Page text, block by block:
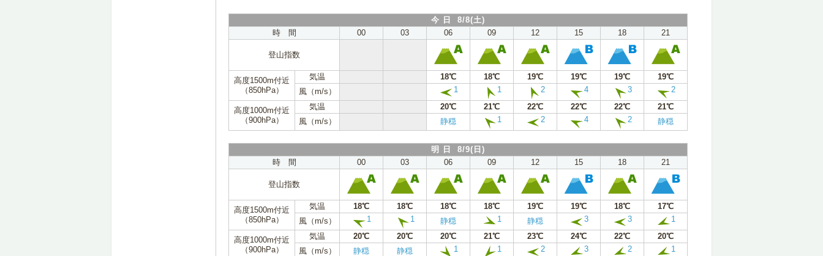
今 日 8/8(土)
時 間
00 03 06 09 12 15 18 21
登山指数
高度1500m付近
（850hPa）
気温 18℃ 18℃ 19℃ 19℃ 19℃
19℃
風（m/s）
1 1 2 4 3 2
高度1000m付近
（900hPa）
気温 20℃ 21℃ 22℃ 22℃ 22℃
21℃
風（m/s）
静穏 1 2 4 2 静穏
明 日 8/9(日)
時 間
00 03 06 09 12 15 18 21
登山指数
高度1500m付近
（850hPa）
気温 18℃ 18℃ 18℃ 18℃ 19℃ 19℃ 18℃
17℃
風（m/s）
1 1 静穏 1 静穏 3 3 1
高度1000m付近
（900hPa）
気温 20℃ 20℃ 20℃ 21℃ 23℃ 24℃ 22℃
20℃
風（m/s）
静穏 静穏 1 1 2 3 2 1